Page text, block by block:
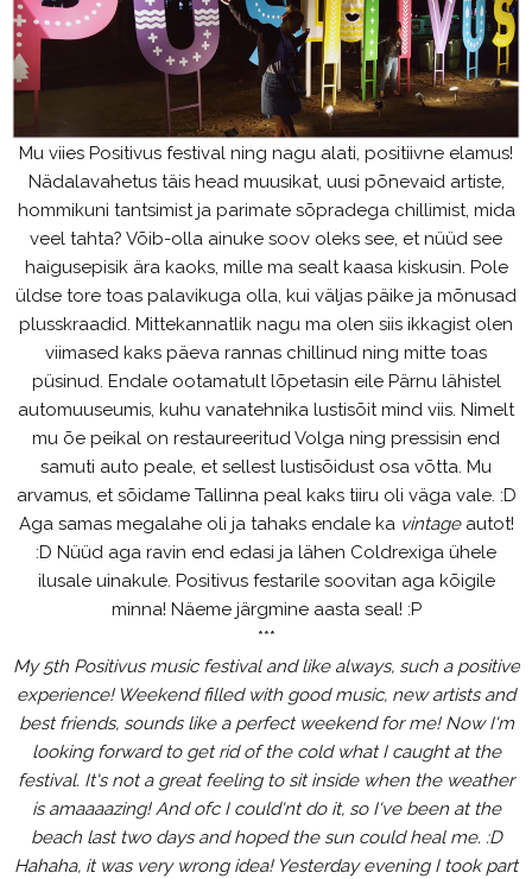
Mu viies Positivus festival ning nagu alati, positiivne elamus!
Nädalavahetus täis head muusikat, uusi põnevaid artiste,
hommikuni tantsimist ja parimate sõpradega chillimist, mida
veel tahta? Võib-olla ainuke soov oleks see, et nüüd see
haigusepisik ära kaoks, mille ma sealt kaasa kiskusin. Pole
üldse tore toas palavikuga olla, kui väljas päike ja mõnusad
plusskraadid. Mittekannatlik nagu ma olen siis ikkagist olen
viimased kaks päeva rannas chillinud ning mitte toas
püsinud. Endale ootamatult lõpetasin eile Pärnu lähistel
automuuseumis, kuhu vanatehnika lustisõit mind viis. Nimelt
mu õe peikal on restaureeritud Volga ning pressisin end
samuti auto peale, et sellest lustisõidust osa võtta. Mu
arvamus, et sõidame Tallinna peal kaks tiiru oli väga vale. :D
Aga samas megalahe oli ja tahaks endale ka vintageautot!
:D Nüüd aga ravin end edasi ja lähen Coldrexiga ühele
ilusale uinakule. Positivus festarile soovitan aga kõigile
minna! Näeme järgmine aasta seal! :P
***
My 5th Positivus music festival and like always, such a positive
experience! Weekend filled with good music, new artists and
best friends, sounds like a perfect weekend for me! Now I'm
looking forward to get rid of the cold what I caught at the
festival. It's not a great feeling to sit inside when the weather
is amaaaazing! And ofc I could'nt do it, so I've been at the
beach last two days and hoped the sun could heal me. :D
Hahaha, it was very wrong idea! Yesterday evening I took part